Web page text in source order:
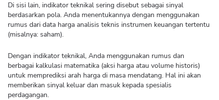
Di sisi lain, indikator teknikal sering disebut sebagai sinyal
berdasarkan pola. Anda menentukannya dengan menggunakan
rumus dari data harga analisis teknis instrumen keuangan tertentu
(misalnya: saham).
Dengan indikator teknikal, Anda menggunakan rumus dan
berbagai kalkulasi matematika (aksi harga atau volume historis)
untuk memprediksi arah harga di masa mendatang. Hal ini akan
memberikan sinyal keluar dan masuk kepada spesialis
perdagangan.